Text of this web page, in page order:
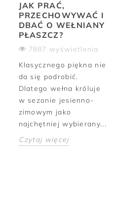
JAK PRAĆ,
PRZECHOWYWAĆ I
DBAĆ O WEŁNIANY
PŁASZCZ?
7887 wyświetlenia
Klasycznego piękna nie
da się podrobić.
Dlatego wełna króluje
w sezonie jesienno-
zimowym jako
najchętniej wybierany...
Czytaj więcej